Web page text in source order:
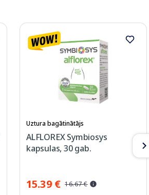
Uztura bagātinātājs
ALFLOREX Symbiosys
kapsulas, 30 gab.
15.39 € 16.67 €